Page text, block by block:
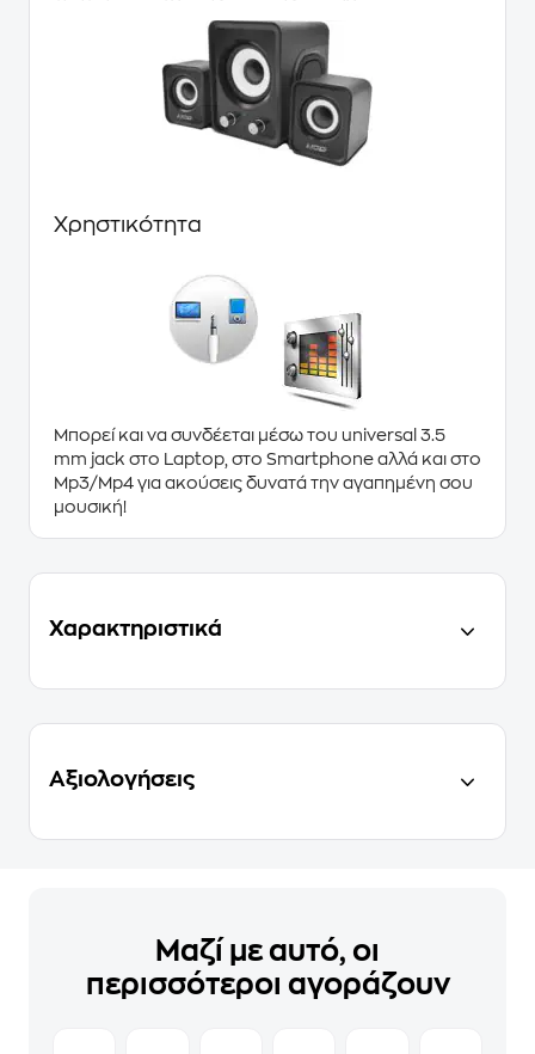
Χρηστικότητα
Μπορεί και να συνδέεται μέσω του universal 3.5
mm jack στο Laptop, στο Smartphone αλλά και στο
Mp3/Mp4 για ακούσεις δυνατά την αγαπημένη σου
μουσική!
Χαρακτηριστικά
Αξιολογήσεις
Μαζί με αυτό, οι
περισσότεροι αγοράζουν